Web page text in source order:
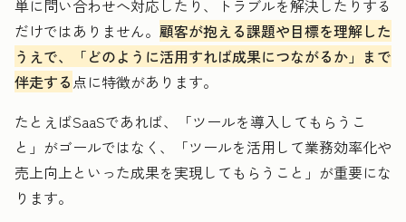
単に問い合わせへ対応したり、トラブルを解決したりする
だけではありません。 顧客が抱える課題や目標を理解した
うえで、「どのように活用すれば成果につながるか」まで
伴走する 点に特徴があります。
たとえばSaaSであれば、「ツールを導入してもらうこ
と」がゴールではなく、「ツールを活用して業務効率化や
売上向上といった成果を実現してもらうこと」が重要にな
ります。